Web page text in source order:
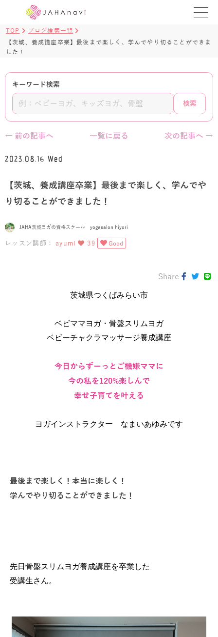
ヨガ資格講座 ›
ログイン
TOP
ブログ検索一覧
【茨城、養成講座卒業】最後まで楽しく、学んでやり切ることができま
した！
キーワード検索
検索
← 前の記事へ 一覧に戻る 次の記事へ →
2023.08.16 Wed
【茨城、養成講座卒業】最後まで楽しく、学んでや
り切ることができました！
JAHA茨城ヨガの資格スクール yogasalon hiyori
レッスン講師： ayumi 39 Good
Share
茨城県つくばみらい市
ベビママヨガ・骨盤スリムヨガ
ベビーチャクラマッサージ養成講座
今日からずーっとご機嫌ママに
今の私を120%楽しんで
幸せ子育てを叶える
ヨガインストラクター なまいあゆみです
最後まで楽しく！本当に楽しく！
学んでやり切ることができました！
先日骨盤スリムヨガ養成講座を卒業した
受講生さん。